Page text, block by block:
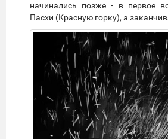
начинались позже - в первое
Пасхи (Красную горку), а